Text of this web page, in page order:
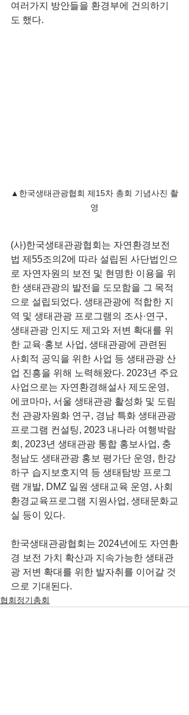
여러가지 방안들을 환경부에 건의하기
도 했다.
▲한국생태관광협회 제15차 총회 기념사진 촬
영
(사)한국생태관광협회는 자연환경보전
법 제55조의2에 따라 설립된 사단법인으
로 자연자원의 보전 및 현명한 이용을 위
한 생태관광의 발전을 도모함을 그 목적
으로 설립되었다. 생태관광에 적합한 지
역 및 생태관광 프로그램의 조사·연구,
생태관광 인지도 제고와 저변 확대를 위
한 교육·홍보 사업, 생태관광에 관련된
사회적 공익을 위한 사업 등 생태관광 산
업 진흥을 위해 노력해왔다. 2023년 주요
사업으로는 자연환경해설사 제도운영,
에코마마, 서울 생태관광 활성화 및 도림
천 관광자원화 연구, 경남 특화 생태관광
프로그램 컨설팅, 2023 내나라 여행박람
회, 2023년 생태관광 통합 홍보사업, 충
청남도 생태관광 홍보 평가단 운영, 한강
하구 습지보호지역 등 생태탐방 프로그
램 개발, DMZ 일원 생태교육 운영, 사회
환경교육프로그램 지원사업, 생태문화교
실 등이 있다.
한국생태관광협회는 2024년에도 자연환
경 보전 가치 확산과 지속가능한 생태관
광 저변 확대를 위한 발자취를 이어갈 것
으로 기대된다.
협회정기총회